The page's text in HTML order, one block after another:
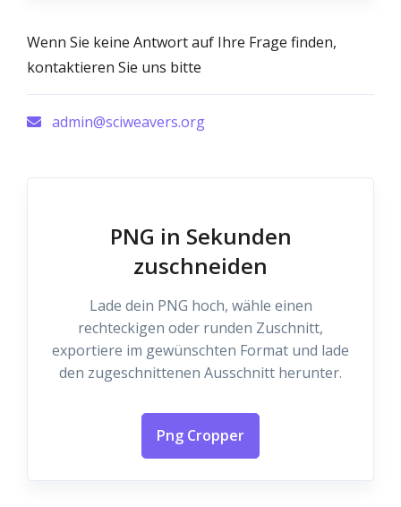
Wenn Sie keine Antwort auf Ihre Frage finden,
kontaktieren Sie uns bitte
admin@sciweavers.org
PNG in Sekunden
zuschneiden
Lade dein PNG hoch, wähle einen
rechteckigen oder runden Zuschnitt,
exportiere im gewünschten Format und lade
den zugeschnittenen Ausschnitt herunter.
Png Cropper